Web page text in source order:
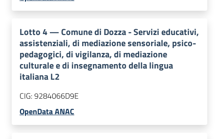
Lotto4—Comune di Dozza - Servizi educativi,
assistenziali, di mediazione sensoriale, psico-
pedagogici, di vigilanza, di mediazione
culturale e di insegnamento della lingua
italiana L2
CIG:9284066D9E
OpenData ANAC